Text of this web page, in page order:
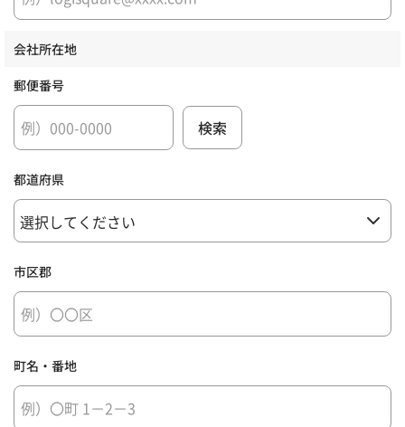
会社所在地
郵便番号
都道府県
市区郡
町名・番地